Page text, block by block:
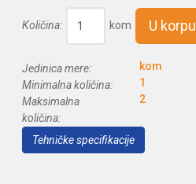
Količina: kom U korpu
Jedinica mere:
kom
Minimalna količina:
1
Maksimalna
količina:
2
Tehničke specifikacije